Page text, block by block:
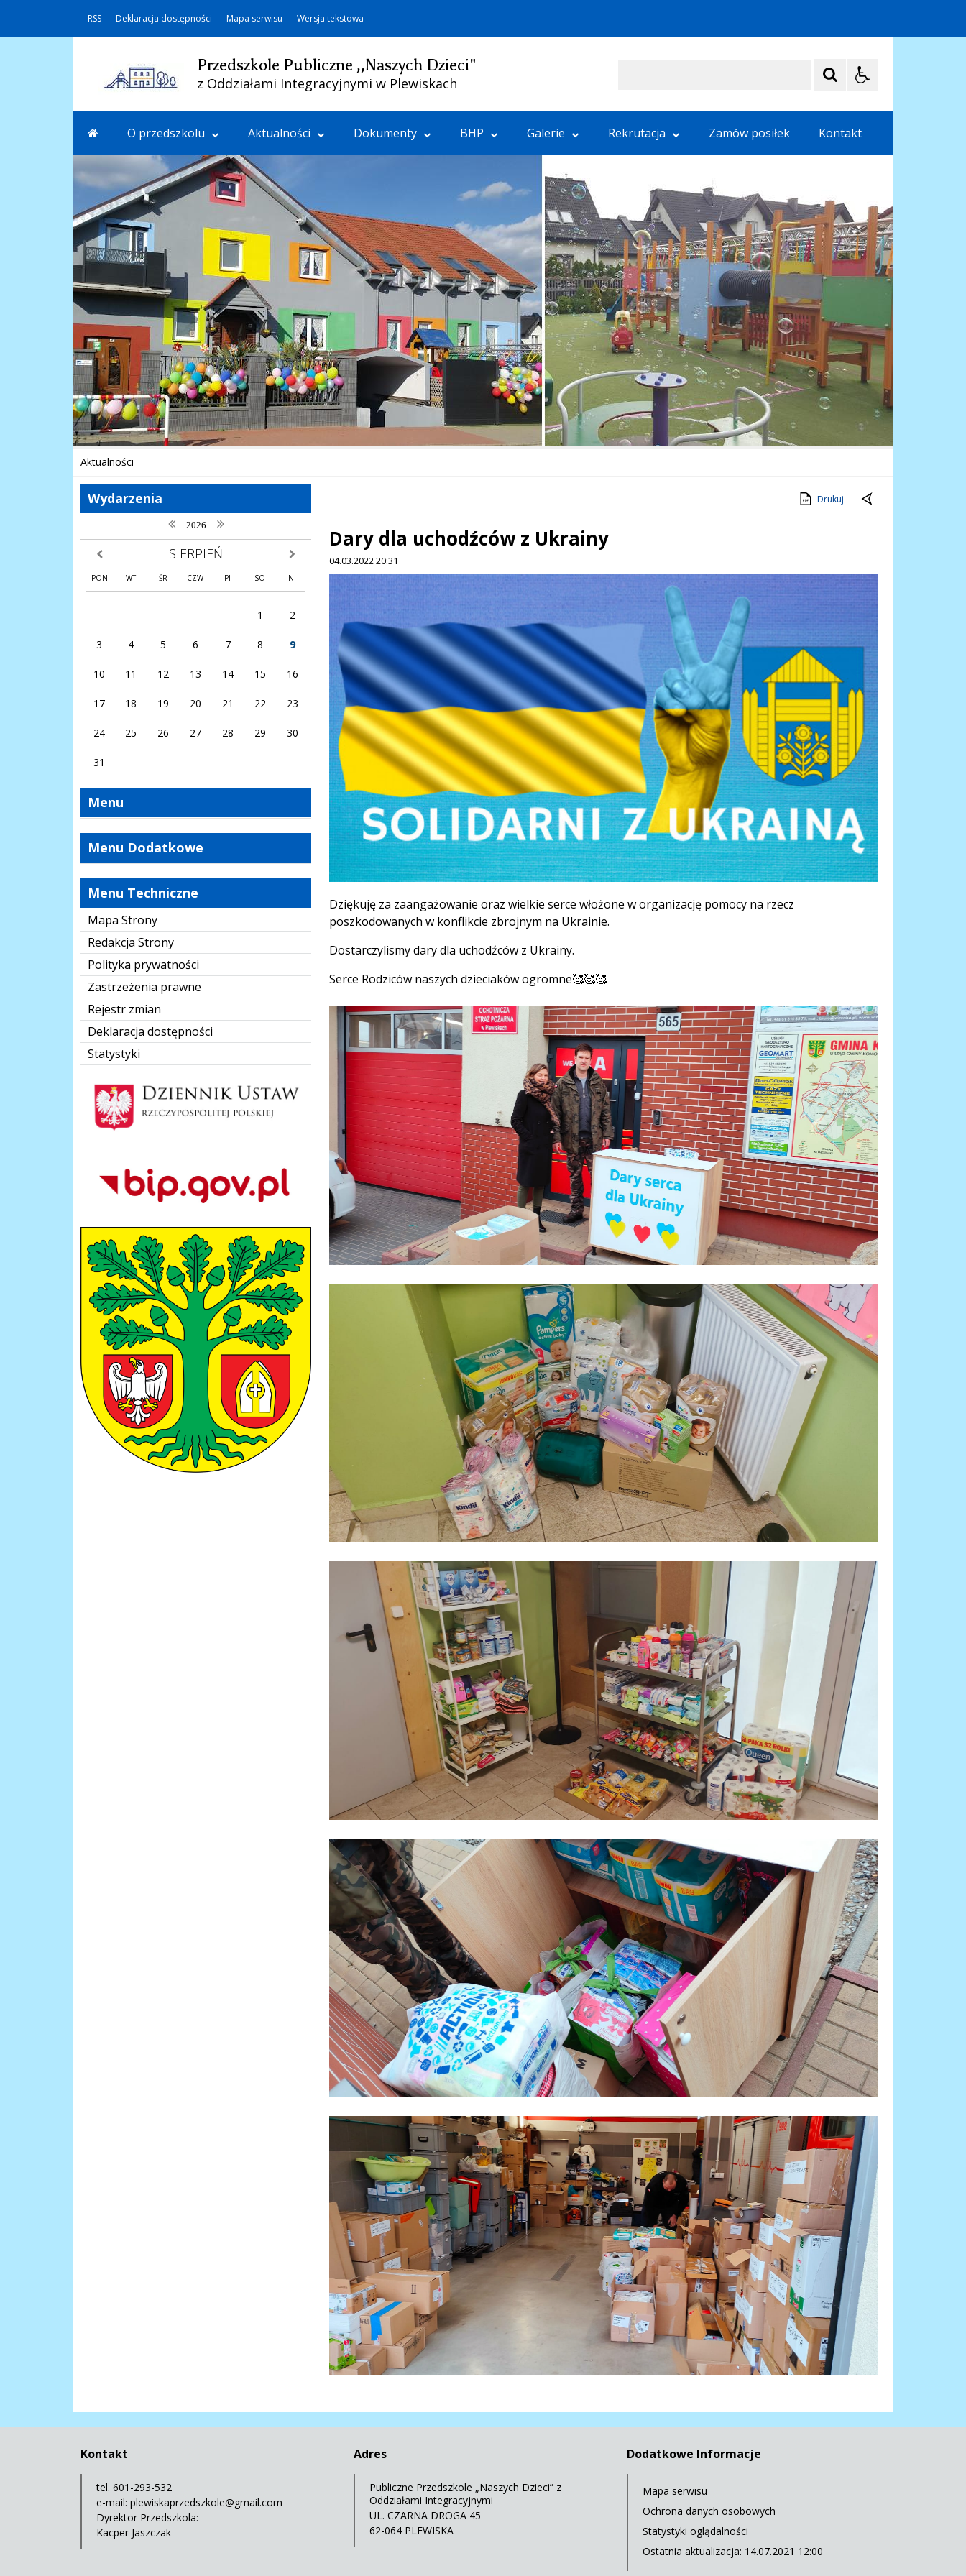
RSS Deklaracja dostępności Mapa serwisu Wersja tekstowa
Przedszkole Publiczne ,,Naszych Dzieci"
z Oddziałami Integracyjnymi w Plewiskach
O przedszkolu Aktualności Dokumenty BHP Galerie Rekrutacja Zamów posiłek Kontakt
Aktualności
Wydarzenia
poprzedni rok
2026 następny rok
poprzedni miesiąc SIERPIEŃ następny miesiąc
PON WT ŚR CZW PI SO NI
1 2
3 4 5 6 7 8 9
10 11 12 13 14 15 16
17 18 19 20 21 22 23
24 25 26 27 28 29 30
31
Menu
Menu Dodatkowe
Menu Techniczne
Mapa Strony
Redakcja Strony
Polityka prywatności
Zastrzeżenia prawne
Rejestr zmian
Deklaracja dostępności
Statystyki
herb-gmina
Drukuj
Dary dla uchodźców z Ukrainy
04.03.2022 20:31
Treść
Dziękuję za zaangażowanie oraz wielkie serce włożone w organizację pomocy na rzecz
poszkodowanych w konflikcie zbrojnym na Ukrainie.
Dostarczylismy dary dla uchodźców z Ukrainy.
Serce Rodziców naszych dzieciaków ogromne🥰🥰🥰
Kontakt
tel. 601-293-532
e-mail: plewiskaprzedszkole@gmail.com
Dyrektor Przedszkola:
Kacper Jaszczak
Adres
Publiczne Przedszkole „Naszych Dzieci” z
Oddziałami Integracyjnymi
UL. CZARNA DROGA 45
62-064 PLEWISKA
Dodatkowe Informacje
Mapa serwisu
Ochrona danych osobowych
Statystyki oglądalności
Ostatnia aktualizacja: 14.07.2021 12:00